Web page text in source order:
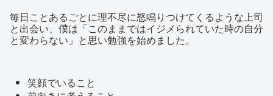
毎日ことあるごとに理不尽に怒鳴りつけてくるような上司
と出会い、僕は「このままではイジメられていた時の自分
と変わらない」と思い勉強を始めました。
笑顔でいること